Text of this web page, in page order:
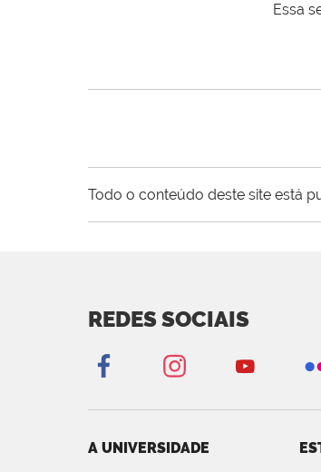
Essa
Todo o conteúdo deste site está
REDES SOCIAIS
A UNIVERSIDADE